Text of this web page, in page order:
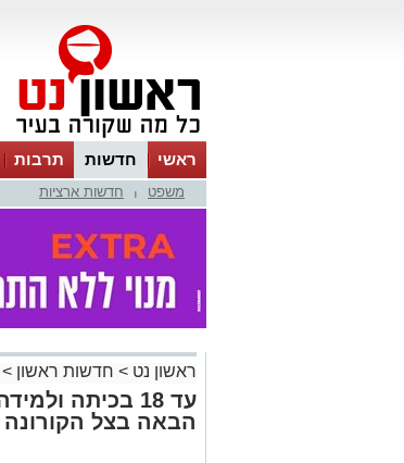
ראשי חדשות תרבות
משפט חדשות ארציות
ראשון נט > חדשות ראשון >
עד 18 בכיתה
הבאה בצל הקורונה